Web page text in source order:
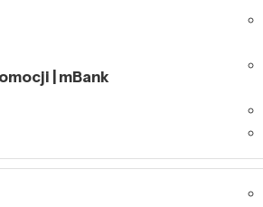
| mBank